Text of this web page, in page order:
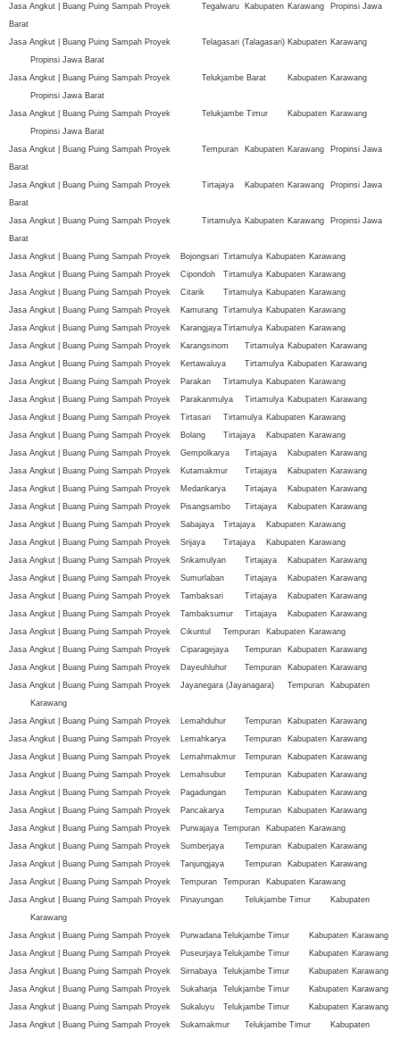
Jasa Angkut | Buang Puing Sampah Proyek
Tegalwaru Kabupaten Karawang
Propinsi Jawa
Barat
Jasa Angkut | Buang Puing Sampah Proyek
Telagasari (Talagasari) Kabupaten Karawang
Propinsi Jawa Barat
Jasa Angkut | Buang Puing Sampah Proyek
Telukjambe Barat Kabupaten Karawang
Propinsi Jawa Barat
Jasa Angkut | Buang Puing Sampah Proyek
Telukjambe Timur Kabupaten Karawang
Propinsi Jawa Barat
Jasa Angkut | Buang Puing Sampah Proyek
Tempuran Kabupaten Karawang
Propinsi Jawa
Barat
Jasa Angkut | Buang Puing Sampah Proyek
Tirtajaya Kabupaten Karawang
Propinsi Jawa
Barat
Jasa Angkut | Buang Puing Sampah Proyek
Tirtamulya Kabupaten Karawang
Propinsi Jawa
Barat
Jasa Angkut | Buang Puing Sampah Proyek
Bojongsari Tirtamulya Kabupaten Karawang
Jasa Angkut | Buang Puing Sampah Proyek
Cipondoh Tirtamulya Kabupaten Karawang
Jasa Angkut | Buang Puing Sampah Proyek
Citarik Tirtamulya Kabupaten Karawang
Jasa Angkut | Buang Puing Sampah Proyek
Kamurang Tirtamulya Kabupaten Karawang
Jasa Angkut | Buang Puing Sampah Proyek
Karangjaya Tirtamulya Kabupaten Karawang
Jasa Angkut | Buang Puing Sampah Proyek
Karangsinom Tirtamulya Kabupaten Karawang
Jasa Angkut | Buang Puing Sampah Proyek
Kertawaluya Tirtamulya Kabupaten Karawang
Jasa Angkut | Buang Puing Sampah Proyek
Parakan Tirtamulya Kabupaten Karawang
Jasa Angkut | Buang Puing Sampah Proyek
Parakanmulya Tirtamulya Kabupaten Karawang
Jasa Angkut | Buang Puing Sampah Proyek
Tirtasari Tirtamulya Kabupaten Karawang
Jasa Angkut | Buang Puing Sampah Proyek
Bolang Tirtajaya Kabupaten Karawang
Jasa Angkut | Buang Puing Sampah Proyek
Gempolkarya Tirtajaya Kabupaten Karawang
Jasa Angkut | Buang Puing Sampah Proyek
Kutamakmur Tirtajaya Kabupaten Karawang
Jasa Angkut | Buang Puing Sampah Proyek
Medankarya Tirtajaya Kabupaten Karawang
Jasa Angkut | Buang Puing Sampah Proyek
Pisangsambo Tirtajaya Kabupaten Karawang
Jasa Angkut | Buang Puing Sampah Proyek
Sabajaya Tirtajaya Kabupaten Karawang
Jasa Angkut | Buang Puing Sampah Proyek
Srijaya Tirtajaya Kabupaten Karawang
Jasa Angkut | Buang Puing Sampah Proyek
Srikamulyan Tirtajaya Kabupaten Karawang
Jasa Angkut | Buang Puing Sampah Proyek
Sumurlaban Tirtajaya Kabupaten Karawang
Jasa Angkut | Buang Puing Sampah Proyek
Tambaksari Tirtajaya Kabupaten Karawang
Jasa Angkut | Buang Puing Sampah Proyek
Tambaksumur Tirtajaya Kabupaten Karawang
Jasa Angkut | Buang Puing Sampah Proyek
Cikuntul Tempuran Kabupaten Karawang
Jasa Angkut | Buang Puing Sampah Proyek
Ciparagejaya Tempuran Kabupaten Karawang
Jasa Angkut | Buang Puing Sampah Proyek
Dayeuhluhur Tempuran Kabupaten Karawang
Jasa Angkut | Buang Puing Sampah Proyek
Jayanegara (Jayanagara) Tempuran
Kabupaten
Karawang
Jasa Angkut | Buang Puing Sampah Proyek
Lemahduhur Tempuran Kabupaten Karawang
Jasa Angkut | Buang Puing Sampah Proyek
Lemahkarya Tempuran Kabupaten Karawang
Jasa Angkut | Buang Puing Sampah Proyek
Lemahmakmur Tempuran Kabupaten Karawang
Jasa Angkut | Buang Puing Sampah Proyek
Lemahsubur Tempuran Kabupaten Karawang
Jasa Angkut | Buang Puing Sampah Proyek
Pagadungan Tempuran Kabupaten Karawang
Jasa Angkut | Buang Puing Sampah Proyek
Pancakarya Tempuran Kabupaten Karawang
Jasa Angkut | Buang Puing Sampah Proyek
Purwajaya Tempuran Kabupaten Karawang
Jasa Angkut | Buang Puing Sampah Proyek
Sumberjaya Tempuran Kabupaten Karawang
Jasa Angkut | Buang Puing Sampah Proyek
Tanjungjaya Tempuran Kabupaten Karawang
Jasa Angkut | Buang Puing Sampah Proyek
Tempuran Tempuran Kabupaten Karawang
Jasa Angkut | Buang Puing Sampah Proyek
Pinayungan Telukjambe Timur
Kabupaten
Karawang
Jasa Angkut | Buang Puing Sampah Proyek
Purwadana Telukjambe Timur Kabupaten Karawang
Jasa Angkut | Buang Puing Sampah Proyek
Puseurjaya Telukjambe Timur Kabupaten Karawang
Jasa Angkut | Buang Puing Sampah Proyek
Sirnabaya Telukjambe Timur Kabupaten Karawang
Jasa Angkut | Buang Puing Sampah Proyek
Sukaharja Telukjambe Timur Kabupaten Karawang
Jasa Angkut | Buang Puing Sampah Proyek
Sukaluyu Telukjambe Timur Kabupaten Karawang
Jasa Angkut | Buang Puing Sampah Proyek
Sukamakmur Telukjambe Timur
Kabupaten